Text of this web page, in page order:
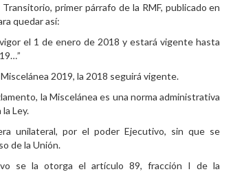
primer párrafo de la RMF, publicado en
quedar así:
el 1 de enero de 2018 y estará vigente hasta
2019, la 2018 seguirá vigente.
la Miscelánea es una norma administrativa
Ley.
unilateral, por el poder Ejecutivo, sin que se
de la Unión.
se la otorga el artículo 89, fracción I de la